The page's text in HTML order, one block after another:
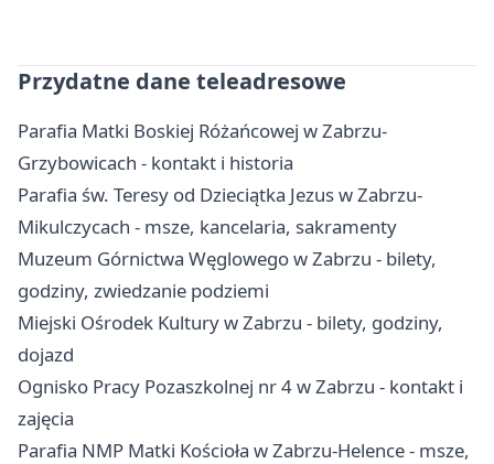
Przydatne dane teleadresowe
Parafia Matki Boskiej Różańcowej w Zabrzu-
Grzybowicach - kontakt i historia
Parafia św. Teresy od Dzieciątka Jezus w Zabrzu-
Mikulczycach - msze, kancelaria, sakramenty
Muzeum Górnictwa Węglowego w Zabrzu - bilety,
godziny, zwiedzanie podziemi
Miejski Ośrodek Kultury w Zabrzu - bilety, godziny,
dojazd
Ognisko Pracy Pozaszkolnej nr 4 w Zabrzu - kontakt i
zajęcia
Parafia NMP Matki Kościoła w Zabrzu-Helence - msze,